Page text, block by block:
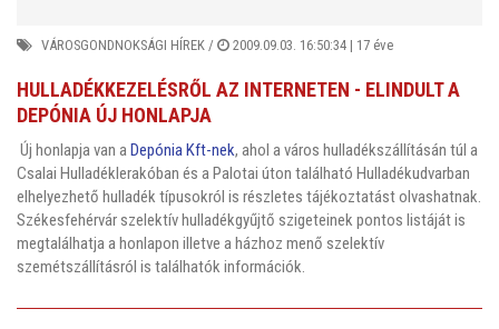
VÁROSGONDNOKSÁGI HÍREK / 2009.09.03. 16:50:34 | 17 éve
HULLADÉKKEZELÉSRŐL AZ INTERNETEN - ELINDULT A
DEPÓNIA ÚJ HONLAPJA
Új honlapja van a Depónia Kft-nek, ahol a város hulladékszállításán túl a
Csalai Hulladéklerakóban és a Palotai úton található Hulladékudvarban
elhelyezhető hulladék típusokról is részletes tájékoztatást olvashatnak.
Székesfehérvár szelektív hulladékgyűjtő szigeteinek pontos listáját is
megtalálhatja a honlapon illetve a házhoz menő szelektív
szemétszállításról is találhatók információk.